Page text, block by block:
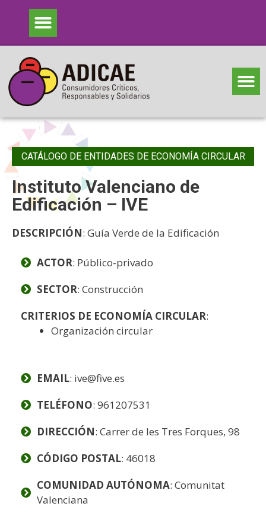
CATÁLOGO DE ENTIDADES DE ECONOMÍA CIRCULAR
Instituto Valenciano de
Edificación – IVE
DESCRIPCIÓN: Guía Verde de la Edificación
ACTOR: Público-privado
SECTOR: Construcción
CRITERIOS DE ECONOMÍA CIRCULAR:
Organización circular
EMAIL: ive@five.es
TELÉFONO: 961207531
DIRECCIÓN: Carrer de les Tres Forques, 98
CÓDIGO POSTAL: 46018
COMUNIDAD AUTÓNOMA: Comunitat
Valenciana